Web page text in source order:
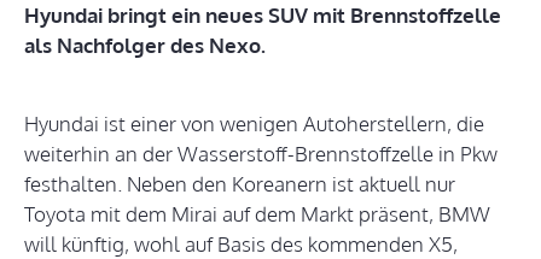
Hyundai bringt ein neues SUV mit Brennstoffzelle
als Nachfolger des Nexo.
Hyundai ist einer von wenigen Autoherstellern, die
weiterhin an der Wasserstoff-Brennstoffzelle in Pkw
festhalten. Neben den Koreanern ist aktuell nur
Toyota mit dem Mirai auf dem Markt präsent, BMW
will künftig, wohl auf Basis des kommenden X5,